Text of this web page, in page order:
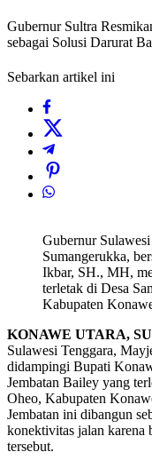
Gubernur Sultra
sebagai Solusi Darurat
Sebarkan artikel ini
Gubernur
Sumangerukka,
Ikbar, SH., MH,
terletak di Desa
Kabupaten
KONAWE UTARA,
Sulawesi Tenggara,
didampingi Bupati
Jembatan Bailey yang
Oheo, Kabupaten
Jembatan ini dibangun
konektivitas jalan karena
tersebut.